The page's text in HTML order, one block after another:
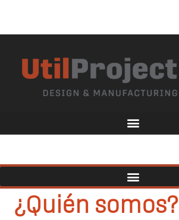
¿Quién somos?